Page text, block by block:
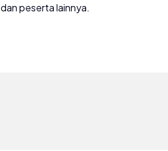
peserta lainnya.